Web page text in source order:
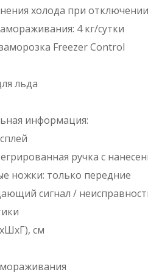
холода при
4 кг/сутки
Freezer Control
льда
информация:
ручка с
ножки: только передние
сигнал /
см